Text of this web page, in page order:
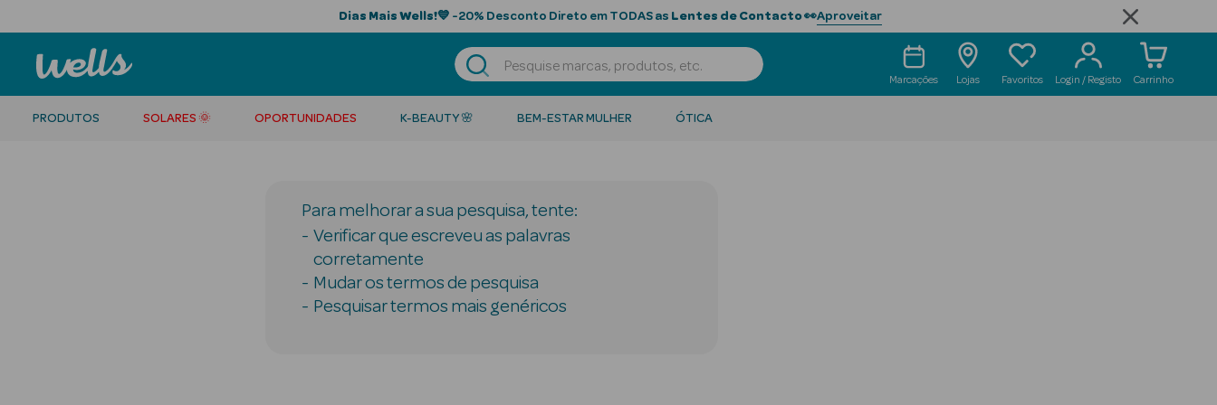
Dias Mais Wells!💙 -20% Desconto Direto em TODAS as Lentes de Contacto👀Aproveitar
Marcações Lojas Favoritos Login / Registo Carrinho
PRODUTOS SOLARES 🌞 OPORTUNIDADES K-BEAUTY 🌸 BEM-ESTAR MULHER ÓTICA
Para melhorar a sua pesquisa, tente:
Verificar que escreveu as palavras
corretamente
Mudar os termos de pesquisa
Pesquisar termos mais genéricos